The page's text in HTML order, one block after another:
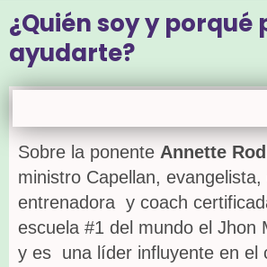
¿Quién soy y porqué
ayudarte?
Sobre la ponente Annette
ministro Capellan,
entrenadora y coach
escuela #1 del mundo el Jhon
y es una líder influyente en el